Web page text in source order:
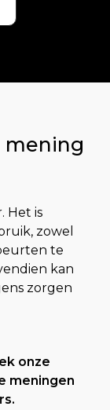
mening
Het is
zowel
te
kan
zorgen
onze
meningen